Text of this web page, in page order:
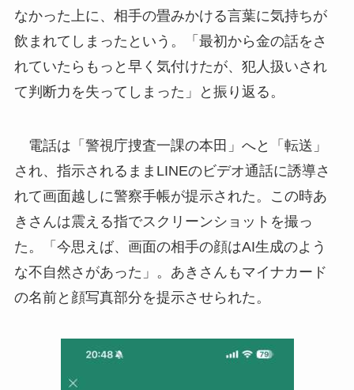
なかった上に、相手の畳みかける言葉に気持ちが
飲まれてしまったという。「最初から金の話をさ
れていたらもっと早く気付けたが、犯人扱いされ
て判断力を失ってしまった」と振り返る。
電話は「警視庁捜査一課の本田」へと「転送」
され、指示されるままLINEのビデオ通話に誘導さ
れて画面越しに警察手帳が提示された。この時あ
きさんは震える指でスクリーンショットを撮っ
た。「今思えば、画面の相手の顔はAI生成のよう
な不自然さがあった」。あきさんもマイナカード
の名前と顔写真部分を提示させられた。